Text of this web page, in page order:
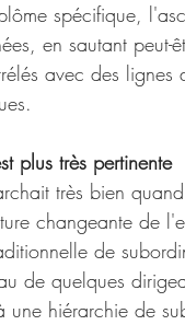
spécifique,
en sautant peut-
avec des lignes
plus très pertinente
très bien
changeante de
de
de quelques
hiérarchie de